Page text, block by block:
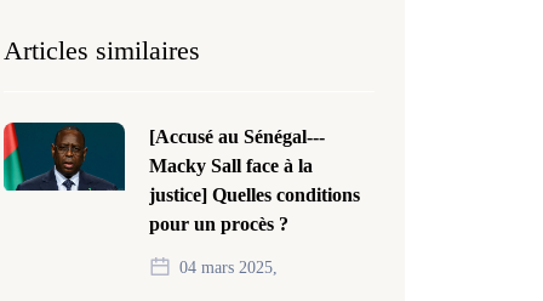
Articles similaires
[Accusé au Sénégal---
Macky Sall face à la
justice] Quelles conditions
pour un procès ?
04 mars 2025,